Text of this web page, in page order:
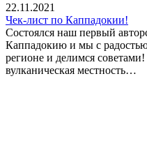
22.11.2021
Чек-лист по Каппадокии!
Состоялся наш первый
Каппадокию и мы с
регионе и делимся
вулканическая местность…